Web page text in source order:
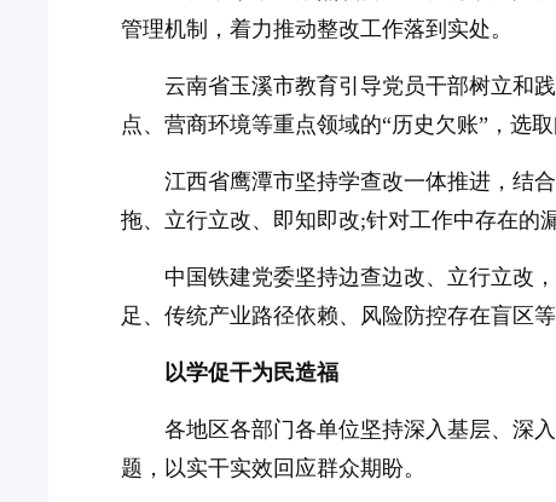
管理机制，着力推动整改工作落到实处。
云南省玉溪市教育引导党员干部树立和
点、营商环境等重点领域的“历史欠账”，选
江西省鹰潭市坚持学查改一体推进，结
拖、立行立改、即知即改;针对工作中存在的
中国铁建党委坚持边查边改、立行立改
足、传统产业路径依赖、风险防控存在盲区
以学促干为民造福
各地区各部门各单位坚持深入基层、深
题，以实干实效回应群众期盼。